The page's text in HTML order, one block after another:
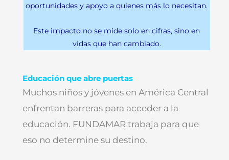
oportunidades y apoyo a quienes más lo necesitan.
Este impacto no se mide solo en cifras, sino en
vidas que han cambiado.
Educación que abre puertas
Muchos niños y jóvenes en América Central
enfrentan barreras para acceder a la
educación. FUNDAMAR trabaja para que
eso no determine su destino.